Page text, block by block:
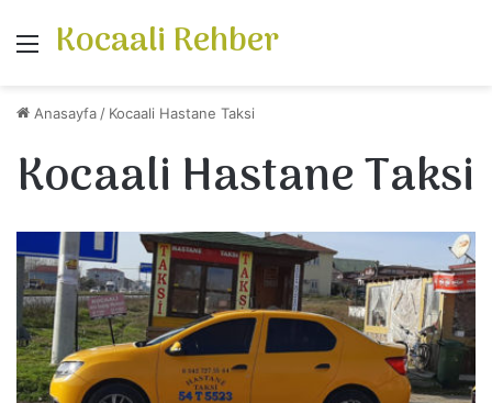
Menü
Kocaali Rehber
Anasayfa / Kocaali Hastane Taksi
Kocaali Hastane Taksi